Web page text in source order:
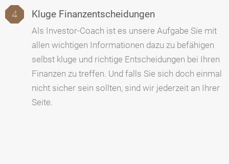
Kluge Finanzentscheidungen
Als Investor-Coach ist es unsere Aufgabe Sie mit
allen wichtigen Informationen dazu zu befähigen
selbst kluge und richtige Entscheidungen bei Ihren
Finanzen zu treffen. Und falls Sie sich doch einmal
nicht sicher sein sollten, sind wir jederzeit an Ihrer
Seite.